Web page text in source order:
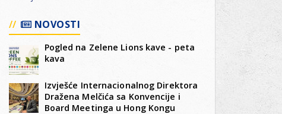
NOVOSTI
Pogled na Zelene Lions kave - peta
kava
Izvješće Internacionalnog Direktora
Dražena Melčića sa Konvencije i
Board Meetinga u Hong Kongu